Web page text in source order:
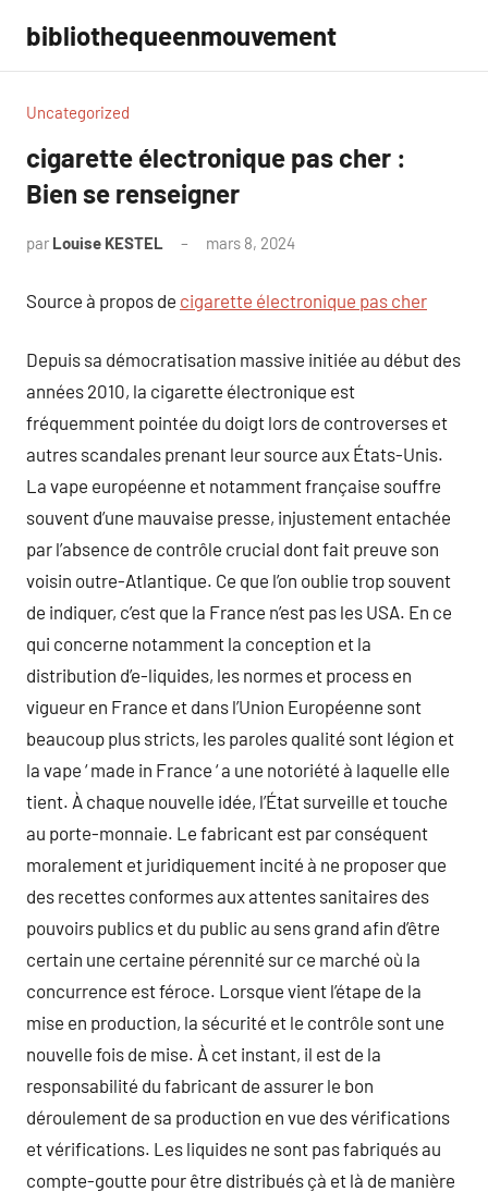
contenu
bibliothequeenmouvement
Uncategorized
cigarette électronique pas cher :
Bien se renseigner
par Louise KESTEL mars 8, 2024
Source à propos de cigarette électronique pas cher
Depuis sa démocratisation massive initiée au début des
années 2010, la cigarette électronique est
fréquemment pointée du doigt lors de controverses et
autres scandales prenant leur source aux États-Unis.
La vape européenne et notamment française souffre
souvent d’une mauvaise presse, injustement entachée
par l’absence de contrôle crucial dont fait preuve son
voisin outre-Atlantique. Ce que l’on oublie trop souvent
de indiquer, c’est que la France n’est pas les USA. En ce
qui concerne notamment la conception et la
distribution d’e-liquides, les normes et process en
vigueur en France et dans l’Union Européenne sont
beaucoup plus stricts, les paroles qualité sont légion et
la vape ‘ made in France ‘ a une notoriété à laquelle elle
tient. À chaque nouvelle idée, l’État surveille et touche
au porte-monnaie. Le fabricant est par conséquent
moralement et juridiquement incité à ne proposer que
des recettes conformes aux attentes sanitaires des
pouvoirs publics et du public au sens grand afin d’être
certain une certaine pérennité sur ce marché où la
concurrence est féroce. Lorsque vient l’étape de la
mise en production, la sécurité et le contrôle sont une
nouvelle fois de mise. À cet instant, il est de la
responsabilité du fabricant de assurer le bon
déroulement de sa production en vue des vérifications
et vérifications. Les liquides ne sont pas fabriqués au
compte-goutte pour être distribués çà et là de manière